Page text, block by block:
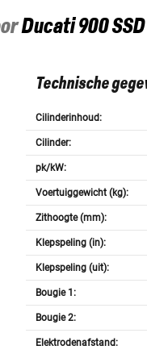
Ducati 900
Technische
Cilinderinhoud:
Cilinder:
pk/kW:
Voertuiggewicht (kg):
Zithoogte (mm):
Klepspeling (in):
Klepspeling (uit):
Bougie 1:
Bougie 2:
Elektrodenafstand: